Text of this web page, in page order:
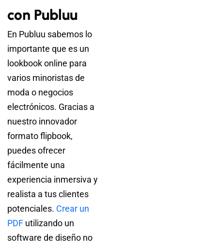
con Publuu
En Publuu sabemos lo
importante que es un
lookbook online para
varios minoristas de
moda o negocios
electrónicos. Gracias a
nuestro innovador
formato flipbook,
puedes ofrecer
fácilmente una
experiencia inmersiva y
realista a tus clientes
potenciales. Crear un
PDF utilizando un
software de diseño no